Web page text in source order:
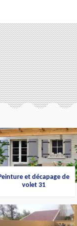
et décapage de
volet 31